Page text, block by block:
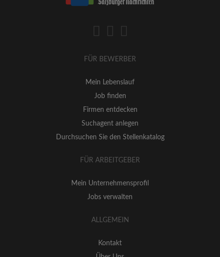
FÜR BEWERBER
Mein Lebenslauf
Job finden
Firmen entdecken
Suchagent anlegen
Durchsuchen Sie den Stellenkatalog
FÜR ARBEITGEBER
Mein Unternehmensprofil
Jobs verwalten
ALLGEMEIN
Kontakt